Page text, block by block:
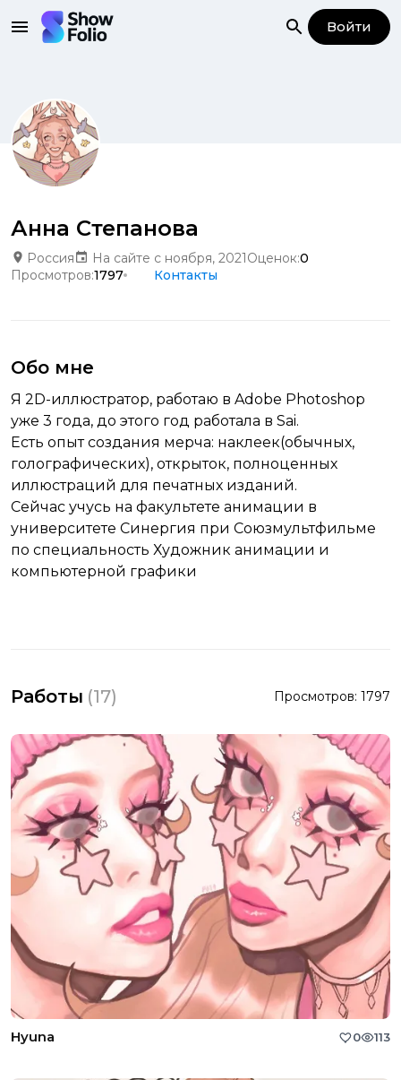
Войти
Анна Степанова
Россия На сайте с ноября, 2021Оценок:0
Просмотров:1797 Контакты
Обо мне
Я 2D-иллюстратор, работаю в Adobe Photoshop
уже 3 года, до этого год работала в Sai.
Есть опыт создания мерча: наклеек(обычных,
голографических), открыток, полноценных
иллюстраций для печатных изданий.
Сейчас учусь на факультете анимации в
университете Синергия при Союзмультфильме
по специальность Художник анимации и
компьютерной графики
Работы (17) Просмотров: 1797
Hyuna 0 113